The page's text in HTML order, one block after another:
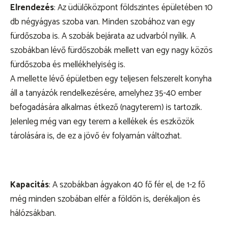
Elrendezés: Az üdülőközpont földszintes épületében 10
db négyágyas szoba van. Minden szobához van egy
fürdőszoba is. A szobák bejárata az udvarból nyílik. A
szobákban lévő fürdőszobák mellett van egy nagy közös
fürdőszoba és mellékhelyiség is.
A mellette lévő épületben egy teljesen felszerelt konyha
áll a tanyázók rendelkezésére, amelyhez 35-40 ember
befogadására alkalmas étkező (nagyterem) is tartozik.
Jelenleg még van egy terem a kellékek és eszközök
tárolására is, de ez a jövő év folyamán változhat.
Kapacitás: A szobákban ágyakon 40 fő fér el, de 1-2 fő
még minden szobában elfér a földön is, derékaljon és
hálózsákban.